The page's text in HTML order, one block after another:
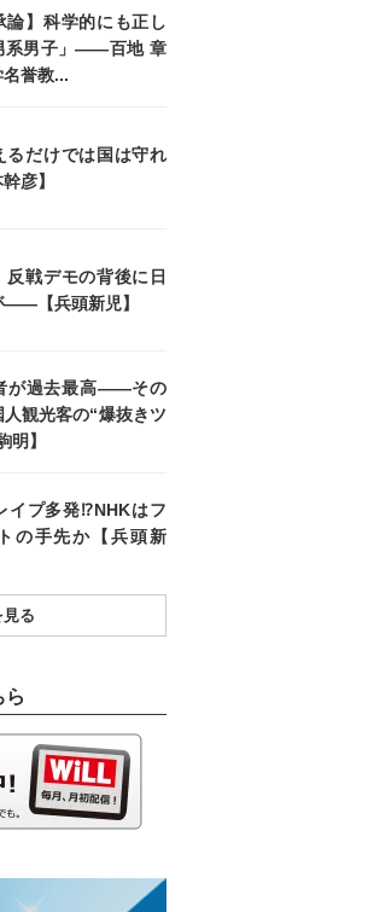
論】科学的にも正し
系男子」――百地 章
名誉教...
るだけでは国は守れ
彦】
反戦デモの背後に日
――【兵頭新児】
が過去最高――その
観光客の“爆抜きツ
明】
イプ多発⁉NHKはフ
の手先か【兵頭新
る
ら